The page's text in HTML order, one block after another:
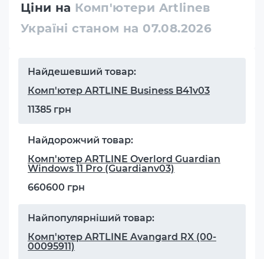
Ціни на Комп'ютери Artlineв
Україні станом на 07.08.2026
Найдешевший товар:
Комп'ютер ARTLINE Business B41v03
11385 грн
Найдорожчий товар:
Комп'ютер ARTLINE Overlord Guardian
Windows 11 Pro (Guardianv03)
660600 грн
Найпопулярніший товар:
Комп'ютер ARTLINE Avangard RX (00-
00095911)